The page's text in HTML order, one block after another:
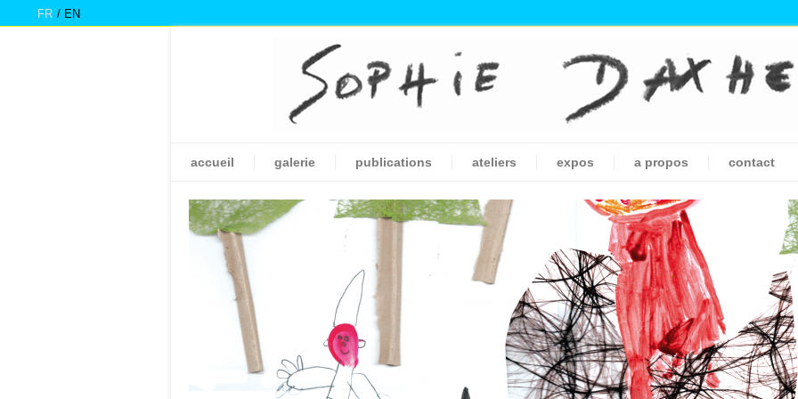
FR EN
accueil galerie publications ateliers expos a propos contact